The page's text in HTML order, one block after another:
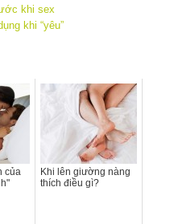
khi sex
khi “yêu”
của
Khi lên giường nàng
thích điều gì?